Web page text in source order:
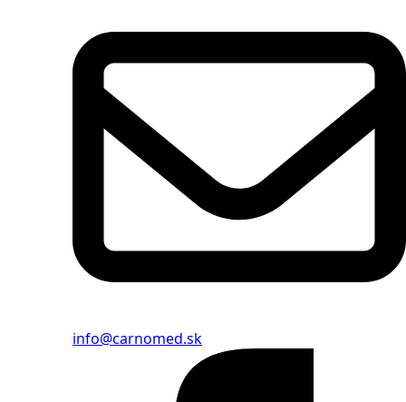
info@carnomed.sk